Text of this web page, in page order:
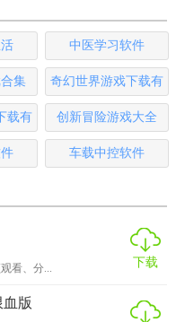
品PPT模板APP拥有更多
捷，即使是PPT新手也能
选和审核，确保质量上
设计软件或雇佣专业设
户可以分享自己的作
中医学习软件
集
奇幻世界游戏下载有
哪些
载有
创新冒险游戏大全
车载中控软件
看、分...
下载
版